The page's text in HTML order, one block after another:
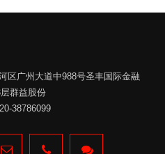
区广州大道中988号圣丰国际金融
群益股份
38786099